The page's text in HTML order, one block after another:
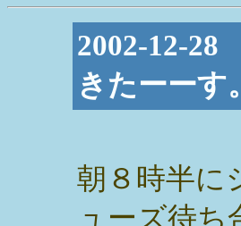
2002-12-
きたーーす。
朝８時半に
ューズ待ち